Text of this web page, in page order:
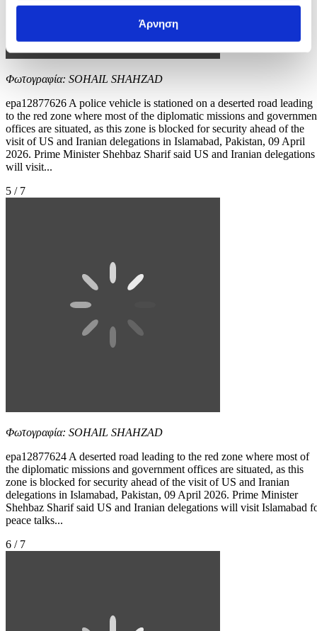
Άρνηση
Φωτογραφία: SOHAIL SHAHZAD
epa12877626 A police vehicle is stationed on a deserted road leading
to the red zone where most of the diplomatic missions and
offices are situated, as this zone is blocked for security ahead of the
visit of US and Iranian delegations in Islamabad, Pakistan, 09 April
2026. Prime Minister Shehbaz Sharif said US and Iranian delegations
will visit...
5 / 7
Φωτογραφία: SOHAIL SHAHZAD
epa12877624 A deserted road leading to the red zone where most of
the diplomatic missions and government offices are situated, as this
zone is blocked for security ahead of the visit of US and Iranian
delegations in Islamabad, Pakistan, 09 April 2026. Prime Minister
Shehbaz Sharif said US and Iranian delegations will visit Islamabad
peace talks...
6 / 7